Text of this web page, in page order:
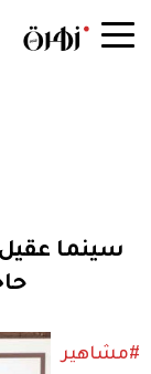
سينما
#مشاهير